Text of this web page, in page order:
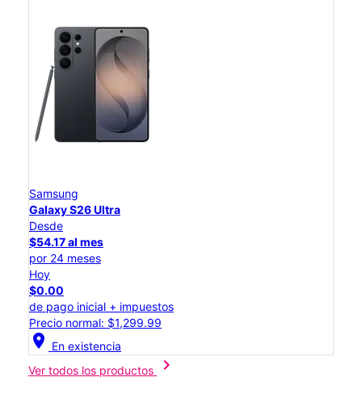
Samsung
Galaxy S26 Ultra
Desde
$54.17 al mes
por 24 meses
Hoy
$0.00
de pago inicial + impuestos
Precio normal: $1,299.99
location_on En existencia
Ver todos los productos
chevron_right